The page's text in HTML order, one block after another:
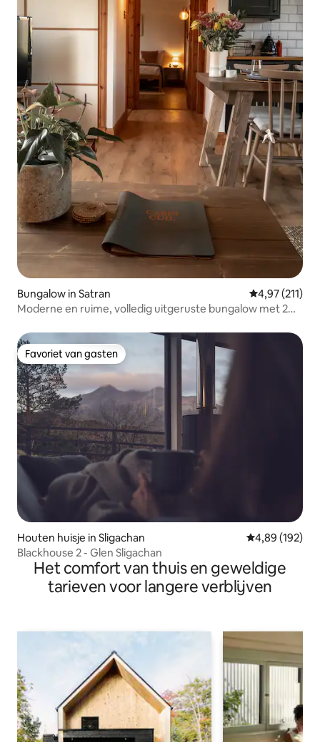
Bungalow in Satran Gemiddelde
4,97 (211)
Moderne en ruime, volledig uitgeruste bungalow met 2
Favoriet van gasten
Favoriet van gasten
Houten huisje in Sligachan Gemiddelde
4,89 (192)
Blackhouse 2 - Glen Sligachan
Het comfort van thuis en geweldige
tarieven voor langere verblijven